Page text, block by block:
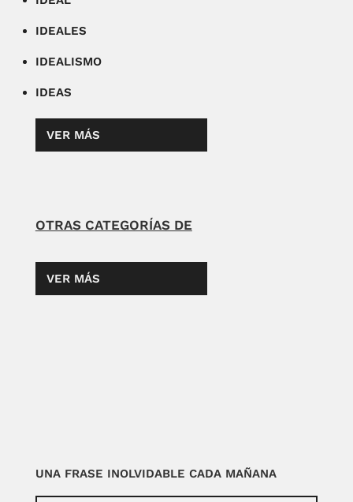
IDEALES
IDEALISMO
IDEAS
VER MÁS
OTRAS CATEGORÍAS DE
VER MÁS
UNA FRASE INOLVIDABLE CADA MAÑANA